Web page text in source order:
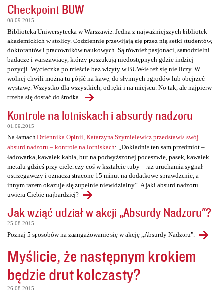
Checkpoint BUW
08.09.2015
Biblioteka Uniwersytecka w Warszawie. Jedna z najważniejszych bibliotek
akademickich w stolicy. Codziennie przewijają się przez nią setki studentów,
doktorantów i pracowników naukowych. Są również pasjonaci, samodzielni
badacze i warszawiacy, którzy poszukują niedostępnych gdzie indziej
pozycji. Wycieczka po mieście bez wizyty w BUW-ie też się nie liczy. W
wolnej chwili można tu pójść na kawę, do słynnych ogrodów lub obejrzeć
wystawę. Wszystko dla wszystkich, od ręki i na miejscu. No tak, ale najpierw
trzeba się dostać do środka.
Kontrole na lotniskach i absurdy nadzoru
01.09.2015
Na łamach Dziennika Opinii, Katarzyna Szymielewicz przedstawia swój
absurd nadzoru – kontrole na lotniskach: „Dokładnie ten sam przedmiot –
ładowarka, kawałek kabla, but na podwyższonej podeszwie, pasek, kawałek
metalu gdzieś przy ciele, czy coś w kształcie tuby – raz uruchamia sygnał
ostrzegawczy i oznacza stracone 15 minut na dodatkowe sprawdzenie, a
innym razem okazuje się zupełnie niewidzialny”. A jaki absurd nadzoru
uwiera Ciebie najbardziej?
Jak wziąć udział w akcji „Absurdy Nadzoru"?
25.08.2015
Poznaj 5 sposobów na zaangażowanie się w akcję „Absurdy Nadzoru".
Myślicie, że następnym krokiem
będzie drut kolczasty?
26.08.2015